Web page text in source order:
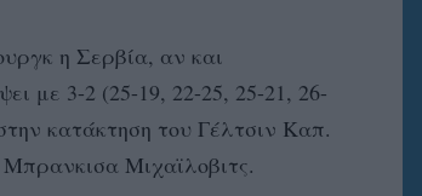
η Σερβία, αν και
με 3-2 (25-19, 22-25, 25-21, 26-
κατάκτηση του Γέλτσιν Καπ.
Μιχαϊλοβιτς.